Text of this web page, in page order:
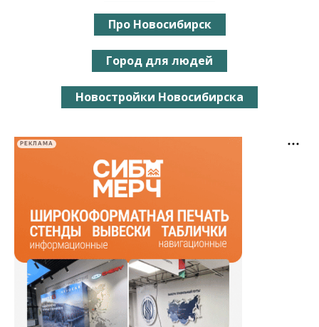
Про Новосибирск
Город для людей
Новостройки Новосибирска
РЕКЛАМА